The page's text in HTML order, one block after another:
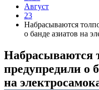
Август
23
Набрасываются
о банде азиатов на
Набрасываются
предупредили о
на